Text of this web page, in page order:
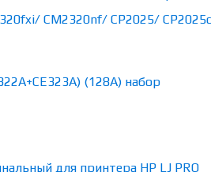
(128A) набор